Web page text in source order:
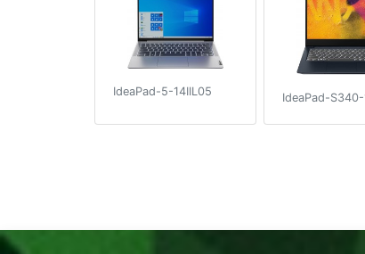
IdeaPad-5-14IIL05 IdeaPad-